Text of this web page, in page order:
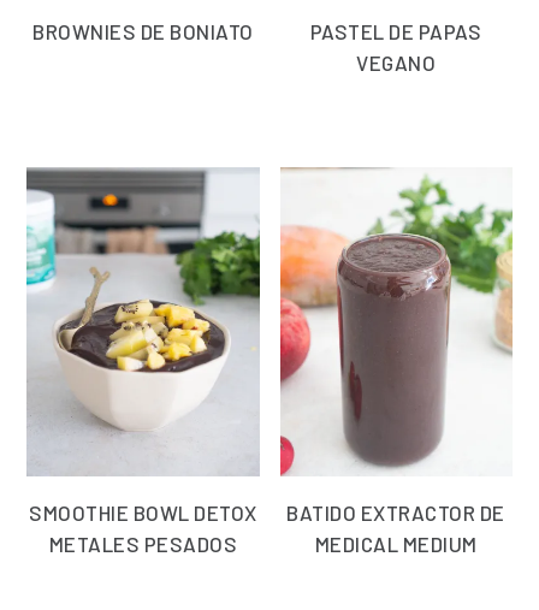
BROWNIES DE BONIATO
PASTEL DE PAPAS
VEGANO
SMOOTHIE BOWL DETOX
METALES PESADOS
BATIDO EXTRACTOR DE
MEDICAL MEDIUM